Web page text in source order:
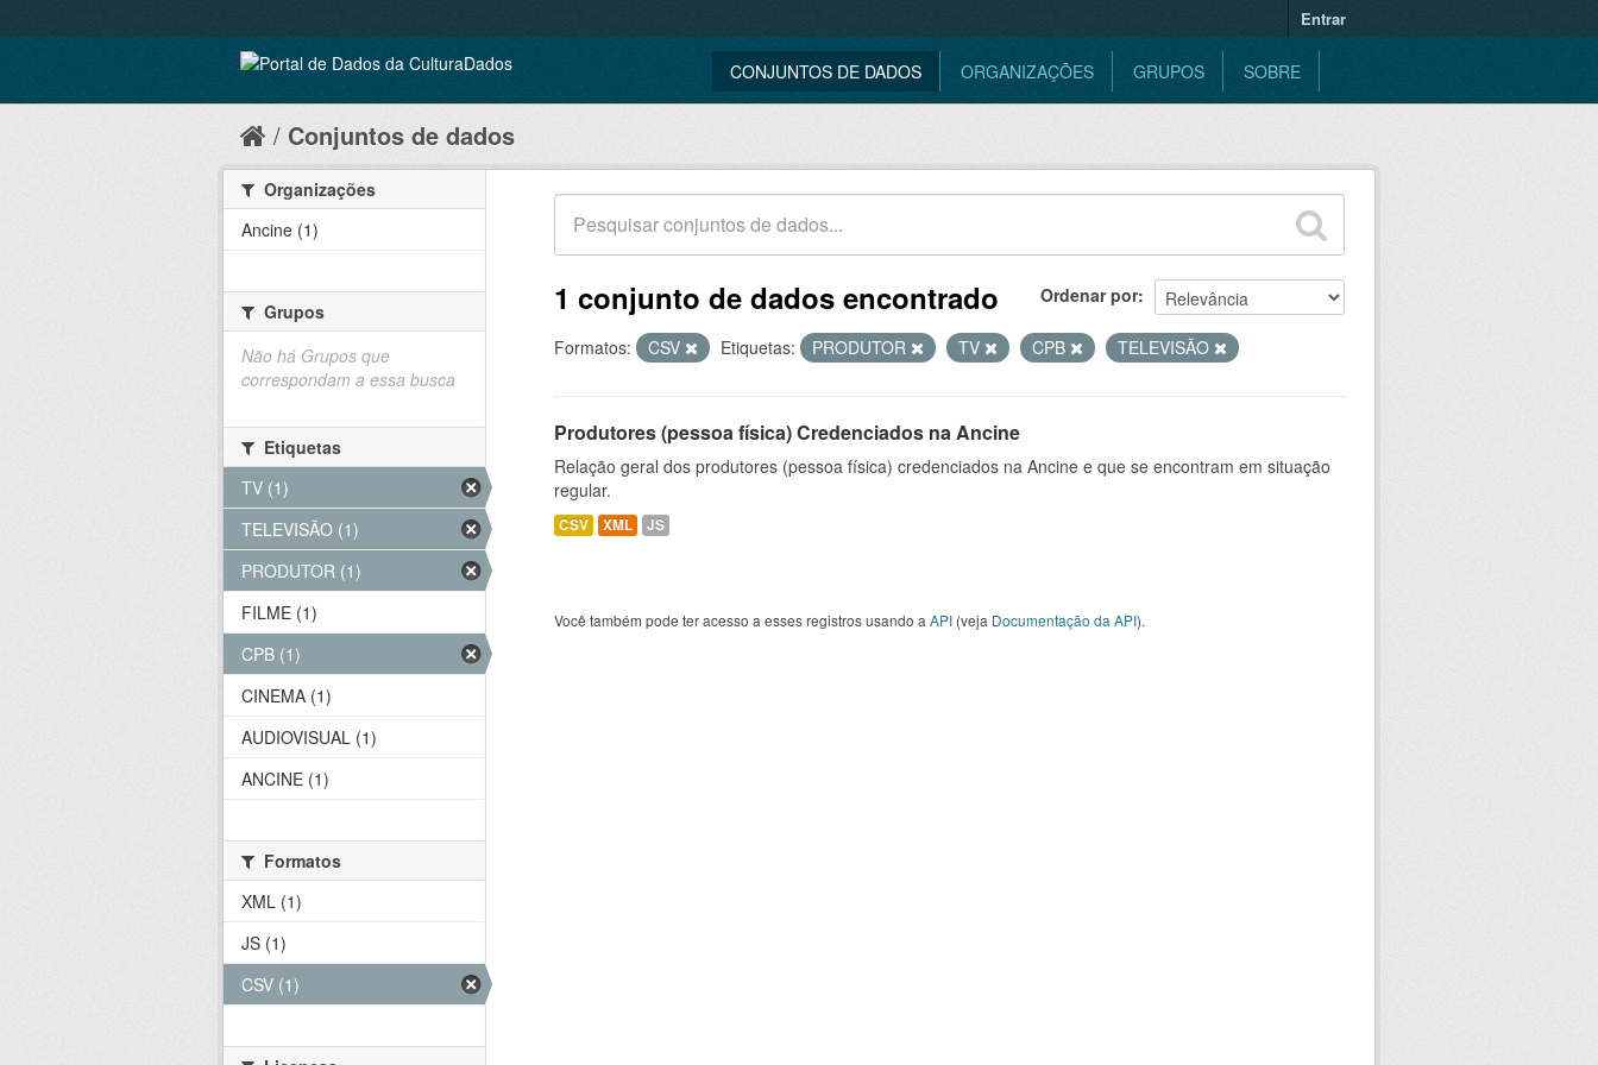
Entrar
CONJUNTOS DE DADOS ORGANIZAÇÕES GRUPOS SOBRE
Conjuntos de dados
Ordenar por
1 conjunto de dados encontrado
Formatos: CSV Etiquetas: PRODUTOR TV CPB TELEVISÃO
Produtores (pessoa física) Credenciados na Ancine
Relação geral dos produtores (pessoa física) credenciados na Ancine e que se encontram em situação
regular.
CSV XML JS
Você também pode ter acesso a esses registros usando a API (veja Documentação da API).
Organizações
Ancine (1)
Grupos
Não há Grupos que
correspondam a essa busca
Etiquetas
TV (1)
TELEVISÃO (1)
PRODUTOR (1)
FILME (1)
CPB (1)
CINEMA (1)
AUDIOVISUAL (1)
ANCINE (1)
Formatos
XML (1)
JS (1)
CSV (1)